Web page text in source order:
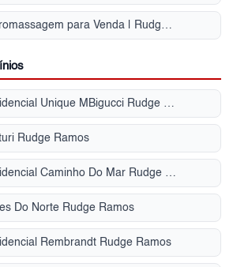
Apartamento hidromassagem para Venda | Rudge Ramos
Condomínio Residencial Unique MBigucci Rudge Ramos
Rudge Ramos
Condomínio Residencial Caminho Do Mar Rudge Ramos
Do Norte Rudge Ramos
Rembrandt Rudge Ramos